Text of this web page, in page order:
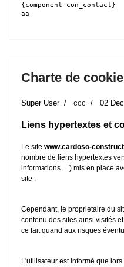
{component con_contact}
aa
Charte de
Super User ccc 02
Liens hypertextes et
Le site www.cardoso-
nombre de liens hypertextes
informations …) mis en place
site .
Cependant, le proprietaire du
contenu des sites ainsi visités
ce fait quand aux risques
L'utilisateur est informé que